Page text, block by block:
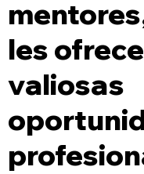
les
valiosas